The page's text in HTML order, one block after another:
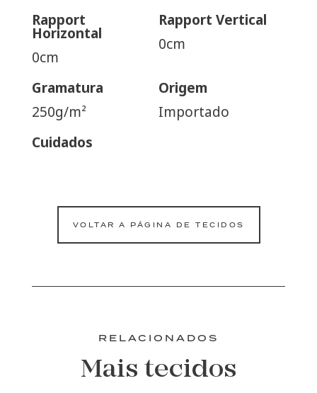
Rapport
Horizontal
0cm
Rapport Vertical
0cm
Gramatura
250g/m²
Origem
Importado
Cuidados
VOLTAR A PÁGINA DE TECIDOS
RELACIONADOS
Mais tecidos